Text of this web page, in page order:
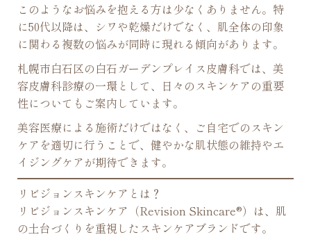
このようなお悩みを抱える方は少なくありません。特
に50代以降は、シワや乾燥だけでなく、肌全体の印象
に関わる複数の悩みが同時に現れる傾向があります。
札幌市白石区の白石ガーデンプレイス皮膚科では、美
容皮膚科診療の一環として、日々のスキンケアの重要
性についてもご案内しています。
美容医療による施術だけではなく、ご自宅でのスキン
ケアを適切に行うことで、健やかな肌状態の維持やエ
イジングケアが期待できます。
リビジョンスキンケアとは？
リビジョンスキンケア（Revision Skincare®）は、肌
の土台づくりを重視したスキンケアブランドです。